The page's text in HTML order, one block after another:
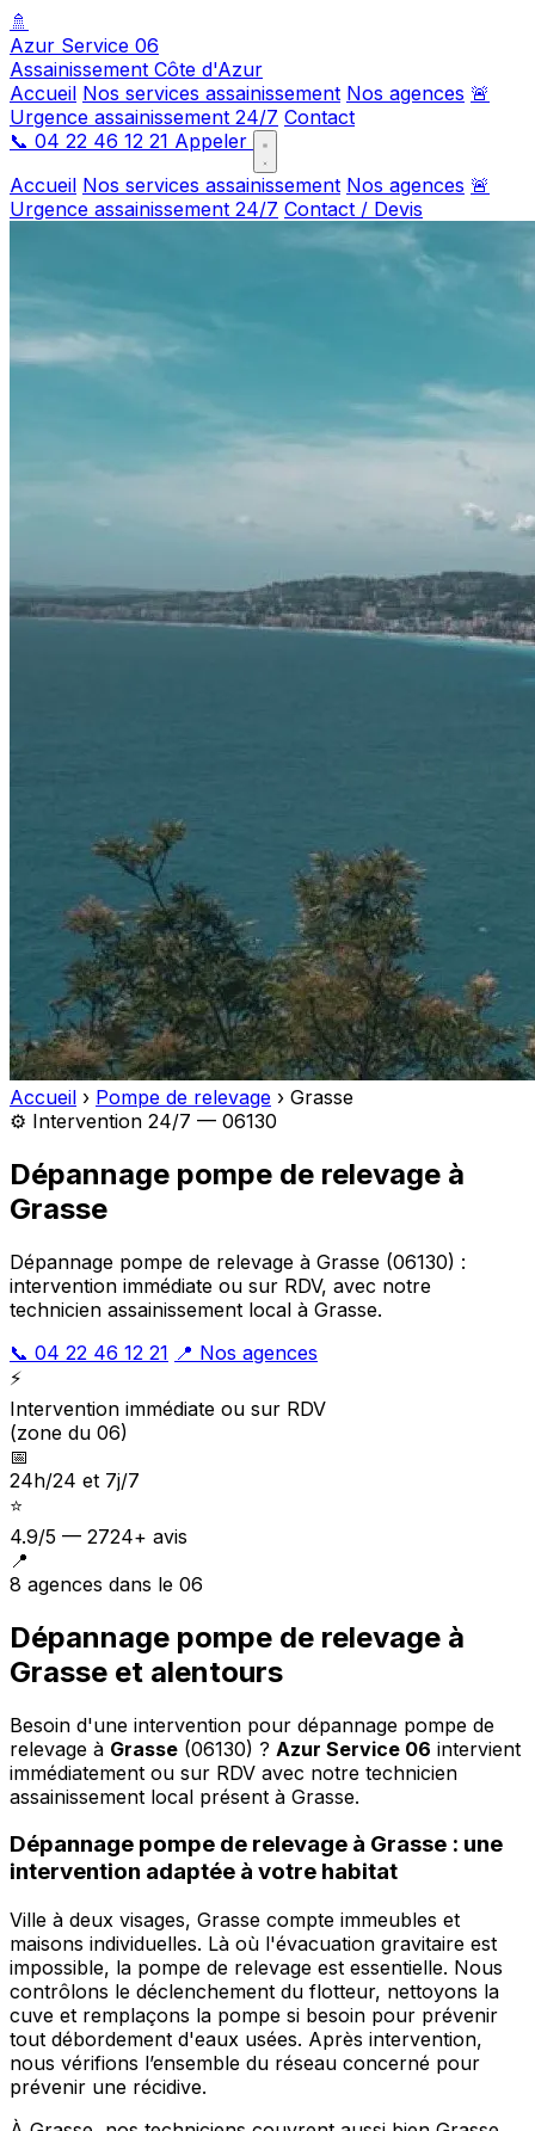
🚿
Azur Service 06
Assainissement Côte d'Azur
Accueil Nos services assainissement Nos agences 🚨
Urgence assainissement 24/7 Contact
📞 04 22 46 12 21 Appeler
Accueil Nos services assainissement Nos agences 🚨
Urgence assainissement 24/7 Contact / Devis
Accueil › Pompe de relevage › Grasse
⚙️ Intervention 24/7 — 06130
Dépannage pompe de relevage à
Grasse
Dépannage pompe de relevage à Grasse (06130) :
intervention immédiate ou sur RDV, avec notre
technicien assainissement local à Grasse.
📞 04 22 46 12 21 📍 Nos agences
⚡
Intervention immédiate ou sur RDV
(zone du 06)
📅
24h/24 et 7j/7
⭐
4.9/5 — 2724+ avis
📍
8 agences dans le 06
Dépannage pompe de relevage à
Grasse et alentours
Besoin d'une intervention pour dépannage pompe de
relevage à Grasse (06130) ? Azur Service 06 intervient
immédiatement ou sur RDV avec notre technicien
assainissement local présent à Grasse.
Dépannage pompe de relevage à Grasse : une
intervention adaptée à votre habitat
Ville à deux visages, Grasse compte immeubles et
maisons individuelles. Là où l'évacuation gravitaire est
impossible, la pompe de relevage est essentielle. Nous
contrôlons le déclenchement du flotteur, nettoyons la
cuve et remplaçons la pompe si besoin pour prévenir
tout débordement d'eaux usées. Après intervention,
nous vérifions l’ensemble du réseau concerné pour
prévenir une récidive.